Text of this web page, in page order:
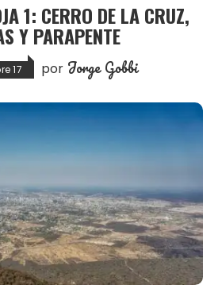
1: CERRO DE LA CRUZ,
Y PARAPENTE
17 por Jorge Gobbi